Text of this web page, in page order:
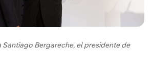
Santiago Bergareche, el presidente de